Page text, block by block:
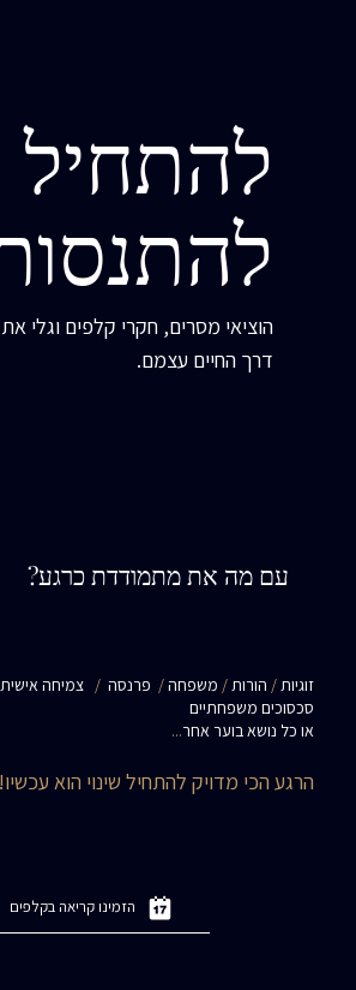
להתחיל
הוציאי מסרים, חקרי קלפים וגלי
דרך החיים עצמם.
עם מה את מתמודדת כרגע?
זוגיות/ הורות/ משפחה/ פרנסה / צמיחה אישית
סכסוכים משפחתיים
או כל נושא בוער אחר...
הרגע הכי מדויק להתחיל שינוי הוא עכשיו!
הזמינו קריאה בקלפים